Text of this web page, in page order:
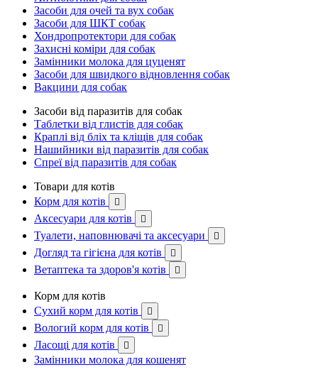
Засоби для очей та вух собак
Засоби для ШКТ собак
Хондропротектори для собак
Захисні коміри для собак
Замінники молока для цуценят
Засоби для швидкого відновлення собак
Вакцини для собак
Засоби від паразитів для собак
Таблетки від глистів для собак
Краплі від бліх та кліщів для собак
Нашийники від паразитів для собак
Спреї від паразитів для собак
Товари для котів
Корм для котів

Аксесуари для котів 
Туалети, наповнювачі та аксесуари 
Догляд та гігієна для котів 
Ветаптека та здоров'я котів 
Корм для котів
Сухий корм для котів

Вологий корм для котів 
Ласощі для котів 
Замінники молока для кошенят